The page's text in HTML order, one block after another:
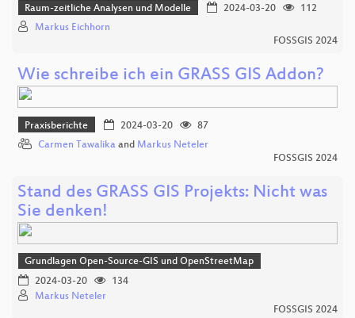
Raum-zeitliche Analysen und Modelle 2024-03-20
112
Markus Eichhorn
FOSSGIS 2024
Wie schreibe ich ein GRASS GIS Addon?
Praxisberichte 2024-03-20
87
Carmen Tawalika and Markus Neteler
FOSSGIS 2024
Stand des GRASS GIS Projekts: Nicht was
Sie denken!
Grundlagen Open-Source-GIS und OpenStreetMap
2024-03-20
134
Markus Neteler
FOSSGIS 2024